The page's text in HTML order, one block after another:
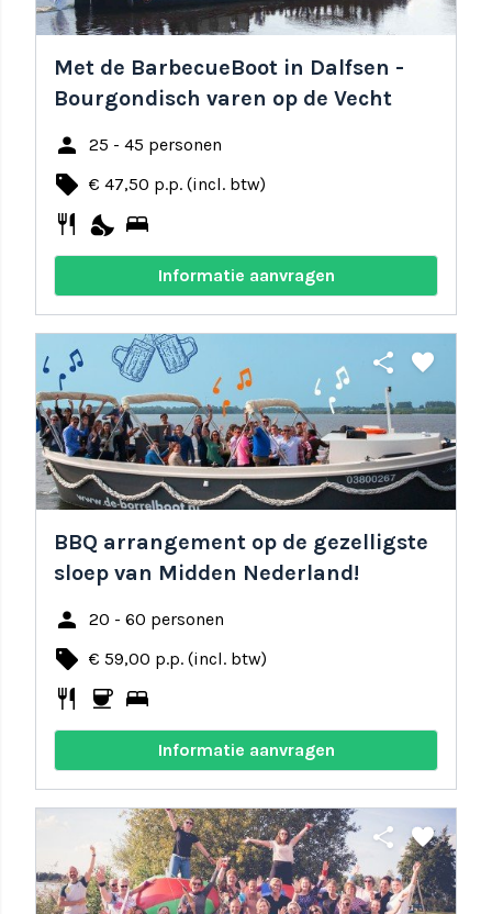
Met de BarbecueBoot in Dalfsen -
Bourgondisch varen op de Vecht
person 25 - 45 personen
local_offer € 47,50 p.p. (incl. btw)
restaurant nights_stay bed
Informatie aanvragen
share favorite
BBQ arrangement op de gezelligste
sloep van Midden Nederland!
person 20 - 60 personen
local_offer € 59,00 p.p. (incl. btw)
restaurant coffee bed
Informatie aanvragen
share favorite